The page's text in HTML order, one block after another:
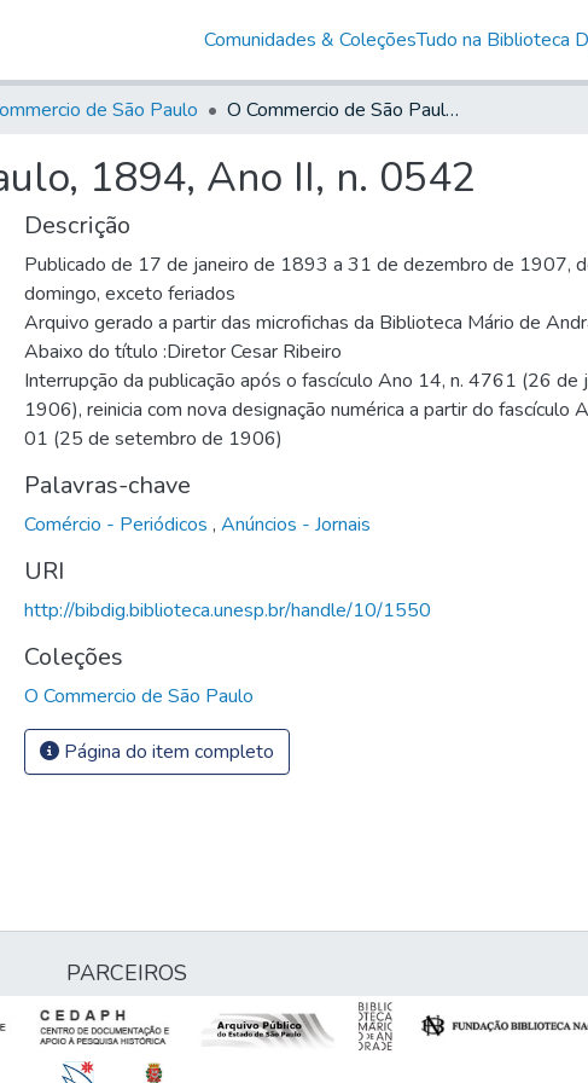
Comunidades & ColeçõesTudo na Biblioteca
de São Paulo O Commercio de São Paulo, 1894, Ano II, n. 0542
1894, Ano II, n. 0542
Descrição
Publicado de 17 de janeiro de 1893 a 31 de dezembro de 1907,
domingo, exceto feriados
Arquivo gerado a partir das microfichas da Biblioteca Mário de
Abaixo do título :Diretor Cesar Ribeiro
Interrupção da publicação após o fascículo Ano 14, n. 4761 (26 de
1906), reinicia com nova designação numérica a partir do fascículo
01 (25 de setembro de 1906)
Palavras-chave
Comércio - Periódicos , Anúncios - Jornais
URI
http://bibdig.biblioteca.unesp.br/handle/10/1550
Coleções
O Commercio de São Paulo
Página do item completo
PARCEIROS